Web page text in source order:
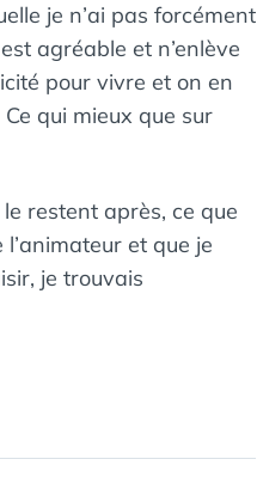
je n’ai pas forcément
agréable et n’enlève
pour vivre et on en
qui mieux que sur
restent après, ce que
et que je
je trouvais